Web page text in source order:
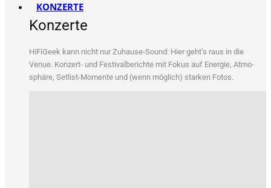
KONZERTE
Konzerte
HiFi­Ge­ek kann nicht nur Zuhau­se-Sound: Hier geht’s raus in die
Venue. Kon­zert- und Fes­ti­val­be­rich­te mit Fokus auf Ener­gie, Atmo­
sphä­re, Set­list-Momen­te und (wenn mög­lich) star­ken Fotos.